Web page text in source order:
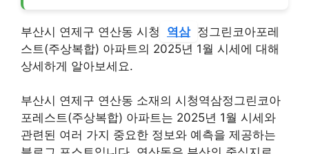
부산시 연제구 연산동 시청 역삼 정그린코아포레
스트(주상복합) 아파트의 2025년 1월 시세에 대해
상세하게 알아보세요.
부산시 연제구 연산동 소재의 시청역삼정그린코아
포레스트(주상복합) 아파트는 2025년 1월 시세와
관련된 여러 가지 중요한 정보와 예측을 제공하는